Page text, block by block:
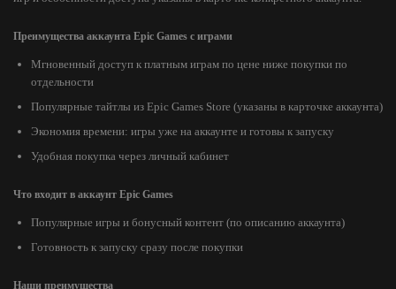
Преимущества аккаунта Epic Games с играми
Мгновенный доступ к платным играм по цене ниже покупки по
отдельности
Популярные тайтлы из Epic Games Store (указаны в карточке аккаунта)
Экономия времени: игры уже на аккаунте и готовы к запуску
Удобная покупка через личный кабинет
Что входит в аккаунт Epic Games
Популярные игры и бонусный контент (по описанию аккаунта)
Готовность к запуску сразу после покупки
Наши преимущества